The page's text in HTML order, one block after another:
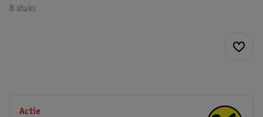
8 stuks
Actie